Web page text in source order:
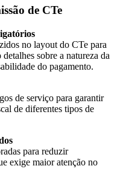
de CTe
no layout do CTe para
sobre a natureza da
do pagamento.
de serviço para garantir
de diferentes tipos de
para reduzir
exige maior atenção no